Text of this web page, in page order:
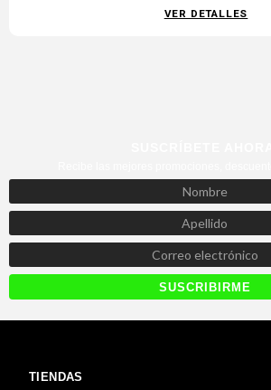
VER DETALLES
TIENDAS